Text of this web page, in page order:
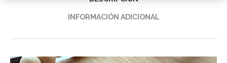
INFORMACIÓN ADICIONAL